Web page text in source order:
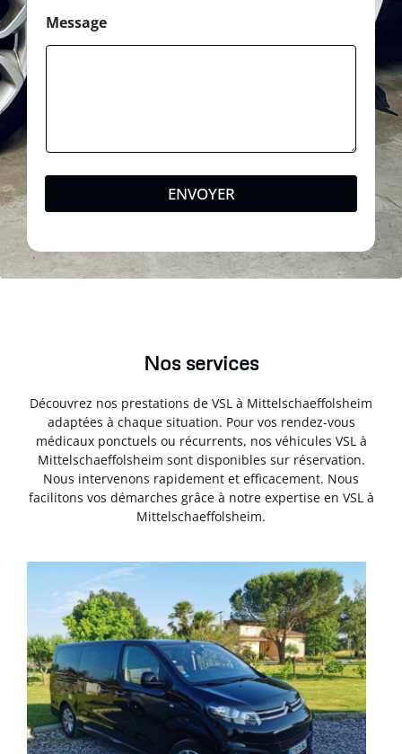
Message
ENVOYER
Nos services
Découvrez nos prestations de VSL à Mittelschaeffolsheim
adaptées à chaque situation. Pour vos rendez-vous
médicaux ponctuels ou récurrents, nos véhicules VSL à
Mittelschaeffolsheim sont disponibles sur réservation.
Nous intervenons rapidement et efficacement. Nous
facilitons vos démarches grâce à notre expertise en VSL à
Mittelschaeffolsheim.